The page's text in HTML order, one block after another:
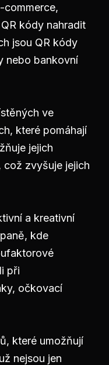
commerce,
kódy nahradit
jsou QR kódy
nebo bankovní
ve
které pomáhají
jejich
což zvyšuje jejich
a kreativní
kde
při
očkovací
které umožňují
nejsou jen